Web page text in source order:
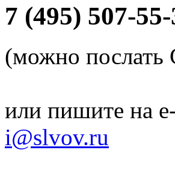
7 (495) 507-
(можно
или пишите на
i@slvov.ru